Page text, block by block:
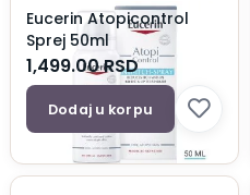
Eucerin Atopicontrol
Sprej 50ml
1,499.00RSD
Dodaj u korpu